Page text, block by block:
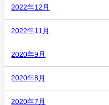
2022年12月
2022年11月
2020年9月
2020年8月
2020年7月